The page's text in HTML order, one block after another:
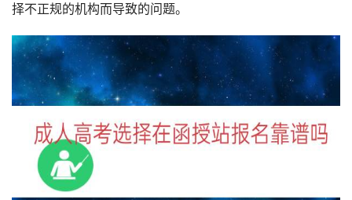
择不正规的机构而导致的问题。